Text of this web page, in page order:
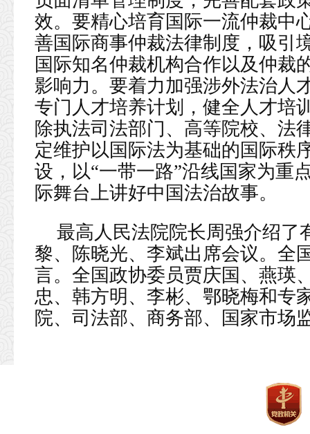
效。要精心培育国际一流仲裁中
善国际商事仲裁法律制度，吸引
国际知名仲裁机构合作以及仲裁
影响力。要着力加强涉外法治人
专门人才培养计划，健全人才培
除执法司法部门、高等院校、法
定维护以国际法为基础的国际秩
设，以“一带一路”沿线国家为重
际舞台上讲好中国法治故事。
最高人民法院院长周强介绍了
黎、陈晓光、李斌出席会议。全
言。全国政协委员贾庆国、燕瑛
忠、韩方明、李彬、鄂晓梅和专
院、司法部、商务部、国家市场